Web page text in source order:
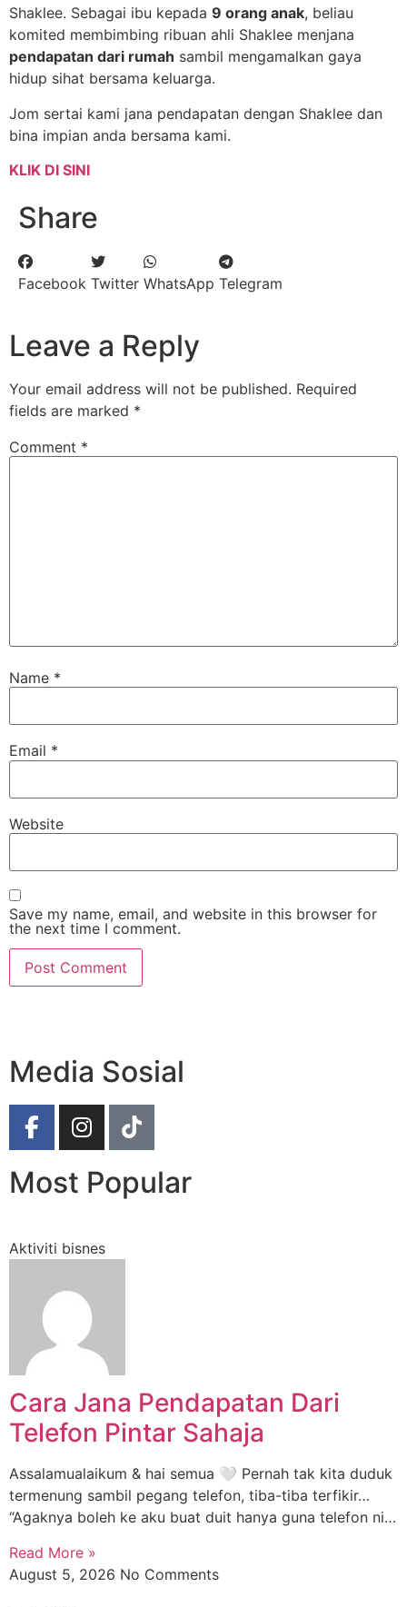
Shaklee. Sebagai ibu kepada 9 orang anak, beliau
komited membimbing ribuan ahli Shaklee menjana
pendapatan dari rumah sambil mengamalkan gaya
hidup sihat bersama keluarga.
Jom sertai kami jana pendapatan dengan Shaklee dan
bina impian anda bersama kami.
KLIK DI SINI
Share
Facebook Twitter WhatsApp Telegram
Leave a Reply
Your email address will not be published. Required
fields are marked *
Comment *
Name *
Email *
Website
Save my name, email, and website in this browser for
the next time I comment.
Media Sosial
Most Popular
Aktiviti bisnes
Cara Jana Pendapatan Dari
Telefon Pintar Sahaja
Assalamualaikum & hai semua 🤍 Pernah tak kita duduk
termenung sambil pegang telefon, tiba-tiba terfikir…
“Agaknya boleh ke aku buat duit hanya guna telefon ni…
Read More »
August 5, 2026 No Comments